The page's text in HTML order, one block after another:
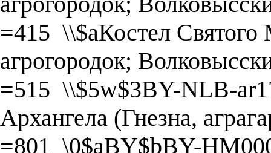
=415 \\$aКостел Святого
агрогородок;
=515 \\$5w$3BY-NLB-
Архангела (Гнезна,
=801 \0$aBY$bBY-